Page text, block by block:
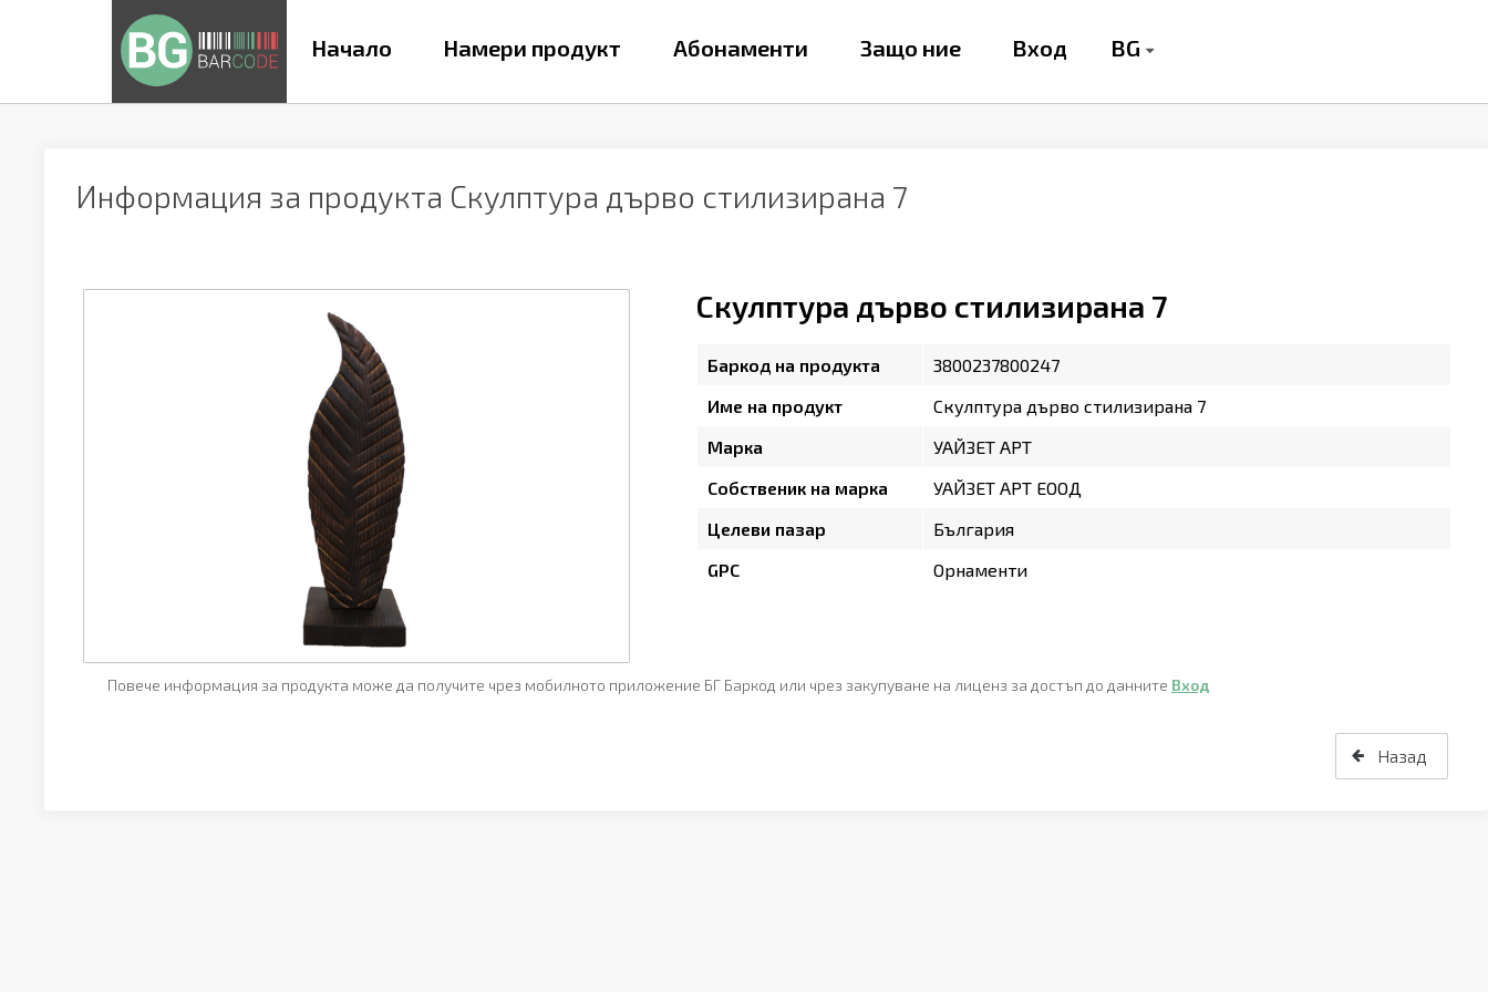
Начало Намери продукт Абонаменти Защо ние Вход BG
Информация за продукта Скулптура дърво стилизирана 7
Скулптура дърво стилизирана 7
Баркод на продукта
3800237800247
Име на продукт
Скулптура дърво стилизирана 7
Марка
УАЙЗЕТ АРТ
Собственик на марка
УАЙЗЕТ АРТ ЕООД
Целеви пазар
България
GPC
Орнаменти
Повече информация за продукта може да получите чрез мобилното приложение БГ Баркод или чрез закупуване на лиценз за достъп до данните Вход
Назад